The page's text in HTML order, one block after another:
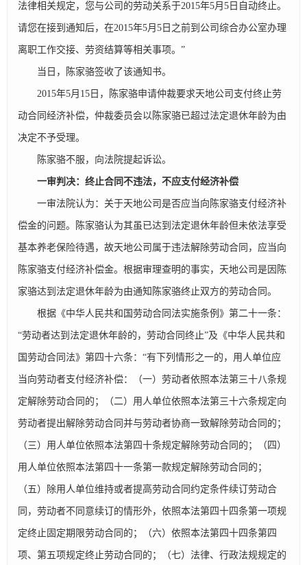
法律相关规定，您与公司的劳动关系于2015年5月5日自动终止。
请您在接到通知后，在2015年5月5日之前到公司综合办公室办理
离职工作交接、劳资结算等相关事项。”
当日，陈家骆签收了该通知书。
2015年5月15日，陈家骆申请仲裁要求天地公司支付终止劳
动合同经济补偿，仲裁委员会以陈家骆已超过法定退休年龄为由
决定不予受理。
陈家骆不服，向法院提起诉讼。
一审判决：终止合同不违法，不应支付经济补偿
一审法院认为：关于天地公司是否应当向陈家骆支付经济补
偿金的问题。陈家骆认为其虽已达到法定退休年龄但未依法享受
基本养老保险待遇，故天地公司属于违法解除劳动合同，应当向
陈家骆支付经济补偿金。根据审理查明的事实，天地公司是因陈
家骆达到法定退休年龄为由通知陈家骆终止双方的劳动合同。
根据《中华人民共和国劳动合同法实施条例》第二十一条：
“劳动者达到法定退休年龄的，劳动合同终止”及《中华人民共和
国劳动合同法》第四十六条：“有下列情形之一的，用人单位应
当向劳动者支付经济补偿：（一）劳动者依照本法第三十八条规
定解除劳动合同的；（二）用人单位依照本法第三十六条规定向
劳动者提出解除劳动合同并与劳动者协商一致解除劳动合同的；
（三）用人单位依照本法第四十条规定解除劳动合同的；（四）
用人单位依照本法第四十一条第一款规定解除劳动合同的；
（五）除用人单位维持或者提高劳动合同约定条件续订劳动合
同，劳动者不同意续订的情形外，依照本法第四十四条第一项规
定终止固定期限劳动合同的；（六）依照本法第四十四条第四
项、第五项规定终止劳动合同的；（七）法律、行政法规规定的